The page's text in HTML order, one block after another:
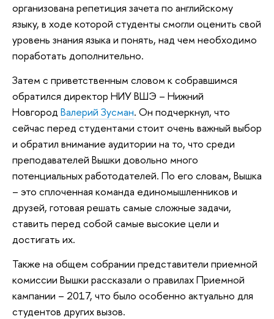
организована репетиция зачета по английскому
языку, в ходе которой студенты смогли оценить свой
уровень знания языка и понять, над чем необходимо
поработать дополнительно.
Затем с приветственным словом к собравшимся
обратился директор НИУ ВШЭ – Нижний
Новгород Валерий Зусман. Он подчеркнул, что
сейчас перед студентами стоит очень важный выбор
и обратил внимание аудитории на то, что среди
преподавателей Вышки довольно много
потенциальных работодателей. По его словам, Вышка
– это сплоченная команда единомышленников и
друзей, готовая решать самые сложные задачи,
ставить перед собой самые высокие цели и
достигать их.
Также на общем собрании представители приемной
комиссии Вышки рассказали о правилах Приемной
кампании – 2017, что было особенно актуально для
студентов других вызов.